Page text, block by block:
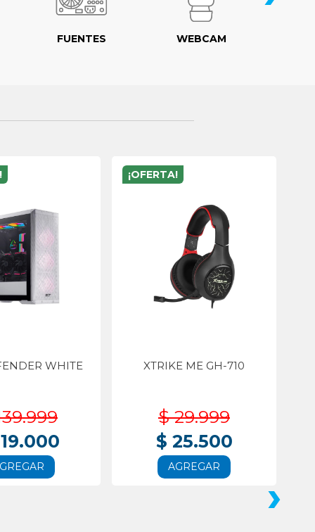
FUENTES WEBCAM
WHITE
¡OFERTA!
XTRIKE ME GH-710
$ 29.999
$ 25.500
AGREGAR
›